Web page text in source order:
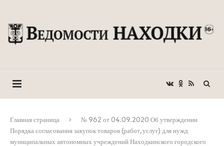
Главная страница
№ 962 от 04.09.2020 Об утверждении
Порядка согласования закупок товаров (работ, услуг) для нужд
муниципальных автономных учреждений Находкинского городского